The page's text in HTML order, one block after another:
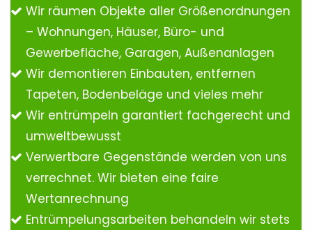
Wir räumen Objekte aller Größenordnungen
– Wohnungen, Häuser, Büro- und
Gewerbefläche, Garagen, Außenanlagen
Wir demontieren Einbauten, entfernen
Tapeten, Bodenbeläge und vieles mehr
Wir entrümpeln garantiert fachgerecht und
umweltbewusst
Verwertbare Gegenstände werden von uns
verrechnet. Wir bieten eine faire
Wertanrechnung
Entrümpelungsarbeiten behandeln wir stets